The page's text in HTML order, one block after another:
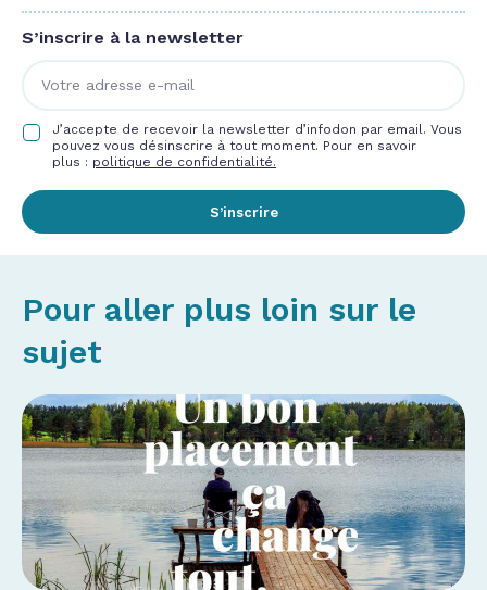
S’inscrire à la newsletter
J’accepte de recevoir la newsletter d’infodon par email. Vous
pouvez vous désinscrire à tout moment. Pour en savoir
plus : politique de confidentialité.
S’inscrire
Pour aller plus loin sur le
sujet